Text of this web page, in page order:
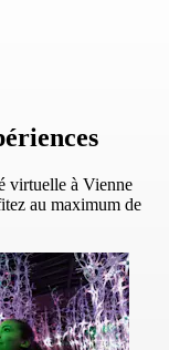
virtuelle à Vienne
au maximum de